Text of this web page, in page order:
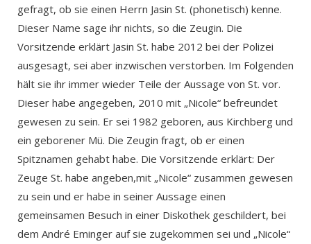
gefragt, ob sie einen Herrn Jasin St. (phonetisch) kenne.
Dieser Name sage ihr nichts, so die Zeugin. Die
Vorsitzende erklärt Jasin St. habe 2012 bei der Polizei
ausgesagt, sei aber inzwischen verstorben. Im Folgenden
hält sie ihr immer wieder Teile der Aussage von St. vor.
Dieser habe angegeben, 2010 mit „Nicole“ befreundet
gewesen zu sein. Er sei 1982 geboren, aus Kirchberg und
ein geborener Mü. Die Zeugin fragt, ob er einen
Spitznamen gehabt habe. Die Vorsitzende erklärt: Der
Zeuge St. habe angeben,mit „Nicole“ zusammen gewesen
zu sein und er habe in seiner Aussage einen
gemeinsamen Besuch in einer Diskothek geschildert, bei
dem André Eminger auf sie zugekommen sei und „Nicole“